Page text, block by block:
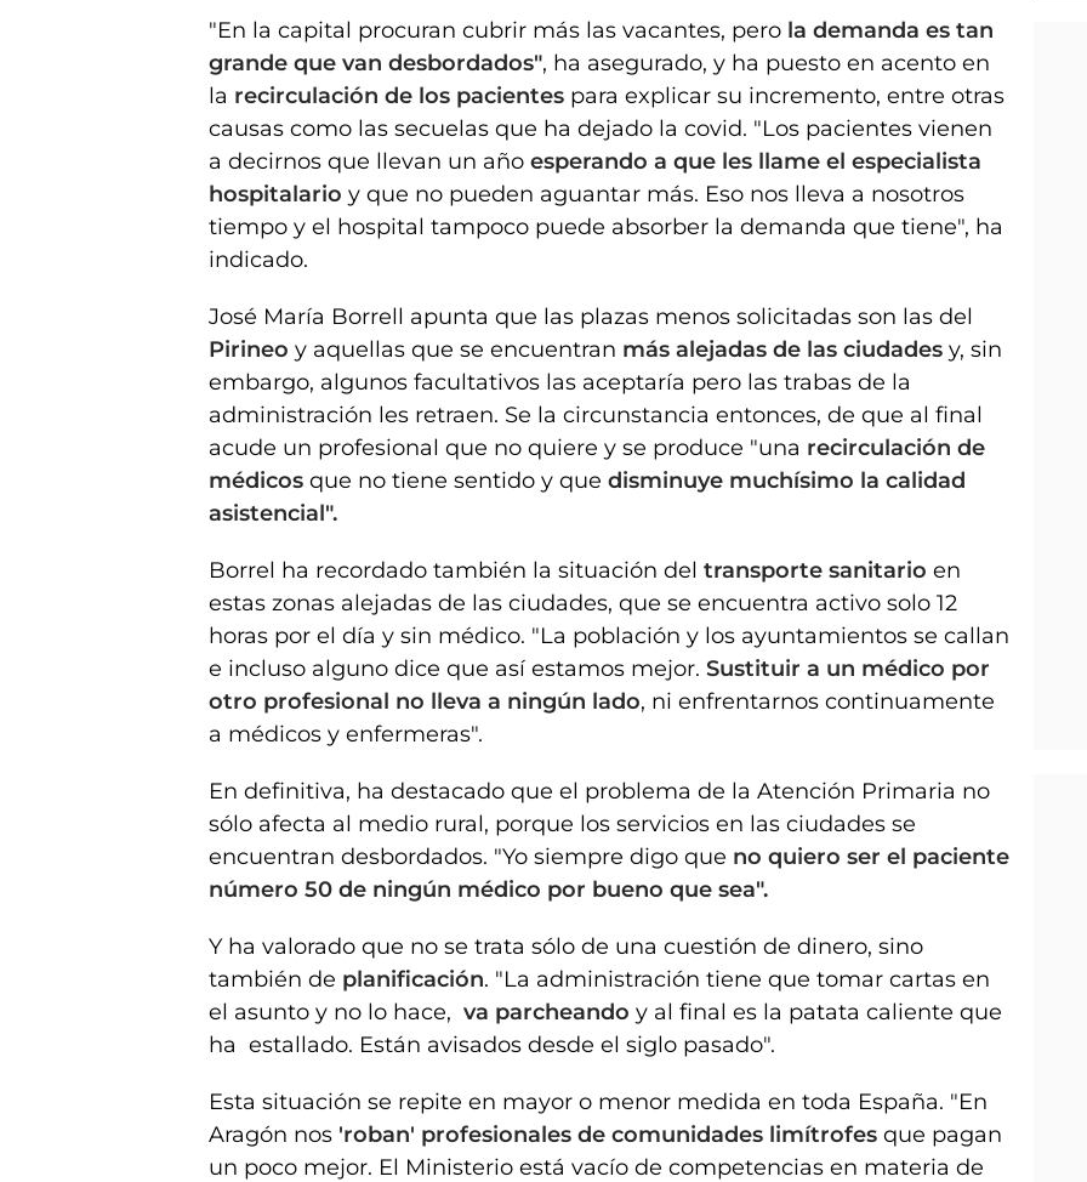
"En la capital procuran cubrir más las vacantes, pero la demanda es tan
grande que van desbordados", ha asegurado, y ha puesto en acento en
la recirculación de los pacientes para explicar su incremento, entre otras
causas como las secuelas que ha dejado la covid. "Los pacientes vienen
a decirnos que llevan un año esperando a que les llame el especialista
hospitalario y que no pueden aguantar más. Eso nos lleva a nosotros
tiempo y el hospital tampoco puede absorber la demanda que tiene", ha
indicado.
José María Borrell apunta que las plazas menos solicitadas son las del
Pirineo y aquellas que se encuentran más alejadas de las ciudades y, sin
embargo, algunos facultativos las aceptaría pero las trabas de la
administración les retraen. Se la circunstancia entonces, de que al final
acude un profesional que no quiere y se produce "una recirculación de
médicos que no tiene sentido y que disminuye muchísimo la calidad
asistencial".
Borrel ha recordado también la situación del transporte sanitario en
estas zonas alejadas de las ciudades, que se encuentra activo solo 12
horas por el día y sin médico. "La población y los ayuntamientos se callan
e incluso alguno dice que así estamos mejor. Sustituir a un médico por
otro profesional no lleva a ningún lado, ni enfrentarnos continuamente
a médicos y enfermeras".
En definitiva, ha destacado que el problema de la Atención Primaria no
sólo afecta al medio rural, porque los servicios en las ciudades se
encuentran desbordados. "Yo siempre digo que no quiero ser el paciente
número 50 de ningún médico por bueno que sea".
Y ha valorado que no se trata sólo de una cuestión de dinero, sino
también de planificación. "La administración tiene que tomar cartas en
el asunto y no lo hace, va parcheando y al final es la patata caliente que
ha estallado. Están avisados desde el siglo pasado".
Esta situación se repite en mayor o menor medida en toda España. "En
Aragón nos 'roban' profesionales de comunidades limítrofes que pagan
un poco mejor. El Ministerio está vacío de competencias en materia de